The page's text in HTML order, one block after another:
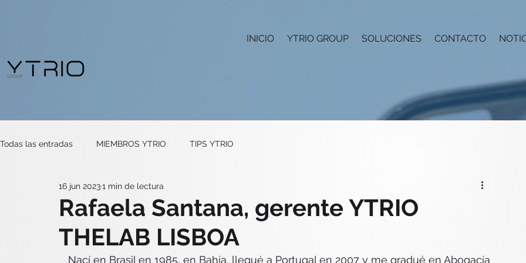
INICIO YTRIO GROUP SOLUCIONES CONTACTO
Todas las entradas MIEMBROS YTRIO TIPS YTRIO
Rafaela Santana, gerente YTRIO
THELAB LISBOA
16 jun 20231 min de lectura
Nací en Brasil en 1985, en Bahía, llegué a Portugal en 2007 y me gradué en Abogacía